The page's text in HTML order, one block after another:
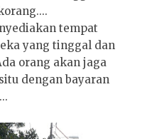
tempat
yang tinggal dan
orang akan jaga
dengan bayaran